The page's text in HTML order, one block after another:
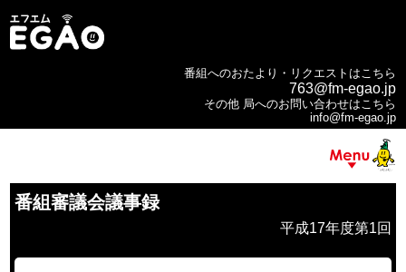
番組へのおたより・リクエストはこちら
763@fm-egao.jp
その他 局へのお問い合わせはこちら
info@fm-egao.jp
番組審議会議事録
平成17年度第1回